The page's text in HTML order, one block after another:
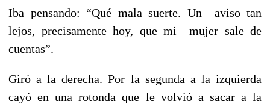
Iba pensando: “Qué mala suerte. Un aviso tan
lejos, precisamente hoy, que mi mujer sale de
cuentas”.
Giró a la derecha. Por la segunda a la izquierda
cayó en una rotonda que le volvió a sacar a la